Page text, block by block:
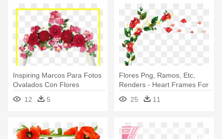
Inspiring Marcos Para Fotos
Ovalados Con Flores
Template - Marcos Para
Fotos De Rosas Png
12 5
Flores Png, Ramos, Etc,
Renders - Heart Frames For
Photoshop
25 11